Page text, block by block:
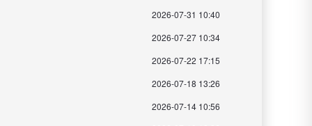
2026-07-31 10:40
2026-07-27 10:34
2026-07-22 17:15
2026-07-18 13:26
2026-07-14 10:56